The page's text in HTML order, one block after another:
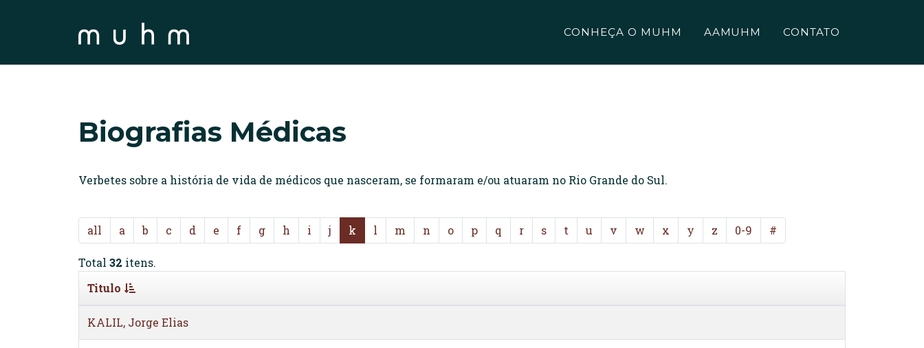
CONHEÇA O MUHM AAMUHM CONTATO
Biografias Médicas
Verbetes sobre a história de vida de médicos que nasceram, se formaram e/ou atuaram no Rio Grande do Sul.
all a b c d e f g h i j k l m n o p q r s t u v w x y z 0-9 #
Total 32 itens.
Titulo
KALIL, Jorge Elias